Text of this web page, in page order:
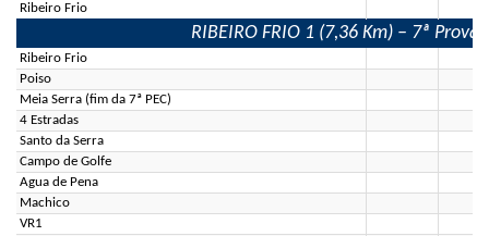
Ribeiro Frio
RIBEIRO FRIO 1 (7,36 Km) – 7ª Prova
Ribeiro Frio
Poiso
Meia Serra (fim da 7ª PEC)
4 Estradas
Santo da Serra
Campo de Golfe
Agua de Pena
Machico
VR1